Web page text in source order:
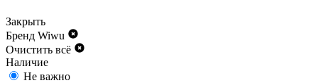
Закрыть
Бренд Wiwu
Очистить всё
Наличие
Не важно